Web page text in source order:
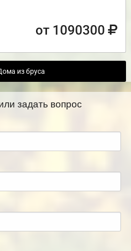
от 1090300
из бруса
задать вопрос